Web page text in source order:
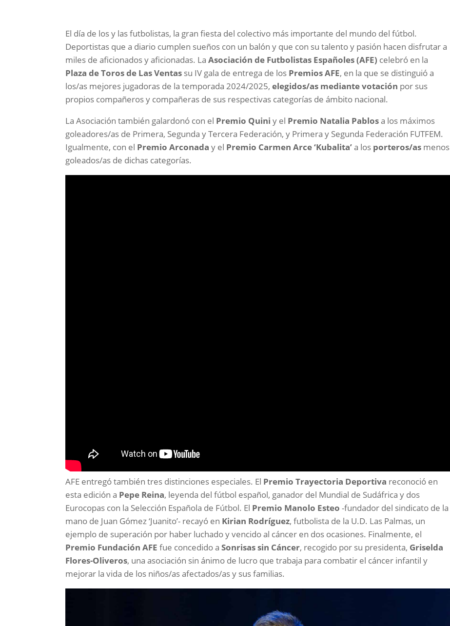
El día de los y las futbolistas, la gran fiesta del colectivo más importante del mundo del fútbol.
Deportistas que a diario cumplen sueños con un balón y que con su talento y pasión hacen disfrutar a
miles de aficionados y aficionadas. LaAsociación de Futbolistas Españoles (AFE) celebró en la
Plaza de Toros de Las Ventas su IV gala de entrega de los Premios AFE, en la que se distinguió a
los/as mejores jugadoras de la temporada 2024/2025,elegidos/as mediante votación por sus
propios compañeros y compañeras de sus respectivas categorías de ámbito nacional.
La Asociación también galardonó con el Premio Quini y el Premio Natalia Pablosa los máximos
goleadores/as de Primera, Segunda y Tercera Federación, y Primera y Segunda Federación FUTFEM.
Igualmente, con el Premio Arconada y el Premio Carmen Arce ‘Kubalita’a los porteros/as menos
goleados/as de dichas categorías.
AFE entregó también tres distinciones especiales. El Premio Trayectoria Deportiva reconoció en
esta edición a Pepe Reina, leyenda del fútbol español, ganador del Mundial de Sudáfrica y dos
Eurocopas con la Selección Española de Fútbol. El Premio Manolo Esteo -fundador del sindicato de la
mano de Juan Gómez ‘Juanito’- recayó en Kirian Rodríguez, futbolista de la U.D. Las Palmas, un
ejemplo de superación por haber luchado y vencido al cáncer en dos ocasiones. Finalmente, el
Premio Fundación AFE fue concedido aSonrisas sin Cáncer, recogido por su presidenta, Griselda
Flores-Oliveros, una asociación sin ánimo de lucro que trabaja para combatir el cáncer infantil y
mejorar la vida de los niños/as afectados/as y sus familias.